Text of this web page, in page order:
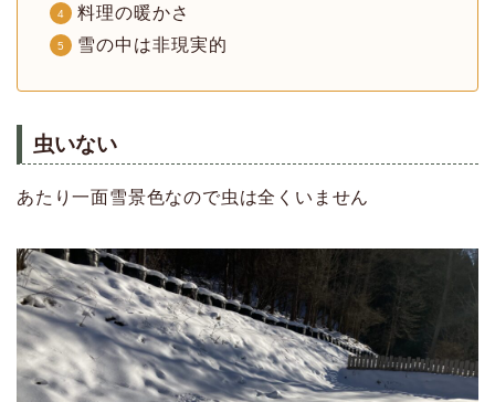
料理の暖かさ
雪の中は非現実的
虫いない
あたり一面雪景色なので虫は全くいません